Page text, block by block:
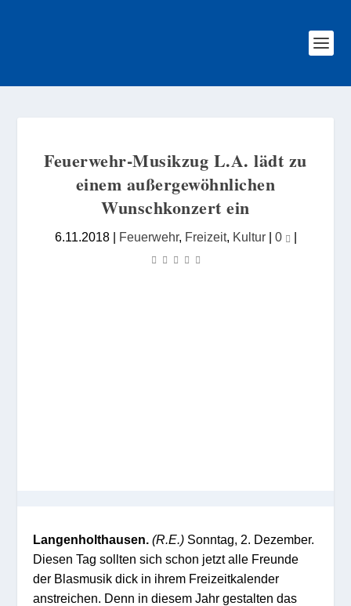
Feuerwehr-Musikzug L.A. lädt zu
einem außergewöhnlichen
Wunschkonzert ein
6.11.2018| Feuerwehr, Freizeit, Kultur| 0 |
Langenholthausen. (R.E.) Sonntag, 2. Dezember.
Diesen Tag sollten sich schon jetzt alle Freunde
der Blasmusik dick in ihrem Freizeitkalender
anstreichen. Denn in diesem Jahr gestalten das